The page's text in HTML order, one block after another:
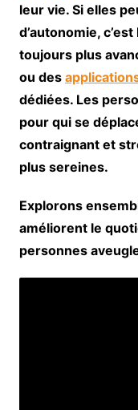
leur vie. Si elles
d’autonomie,
toujours plus
ou des
dédiées. Les
pour qui se
contraignant et
plus sereines.
Explorons
améliorent le
personnes